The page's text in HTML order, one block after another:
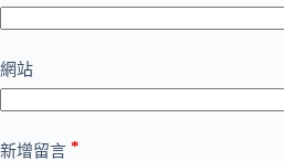
網站
新增留言 *